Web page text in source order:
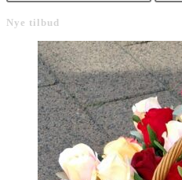
Nye tilbud